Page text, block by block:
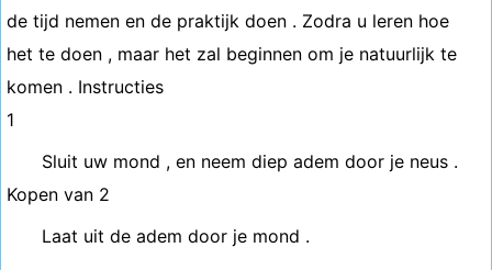
de tijd nemen en de praktijk doen . Zodra u leren hoe
het te doen , maar het zal beginnen om je natuurlijk te
komen . Instructies
1
Sluit uw mond , en neem diep adem door je neus .
Kopen van 2
Laat uit de adem door je mond .